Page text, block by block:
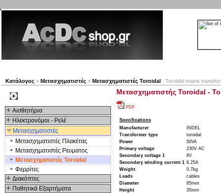
Κατάλογος » Μετασχηματιστές » Μετασχηματιστές Toroidal : Toroidal mains
Αισθητήρια
Ηλεκτρονόμοι - Ρελέ
Μετασχηματιστές
Μετασχηματιστές Πλακέτας
Μετασχηματιστές Ρευματος
Μετασχηματιστές Toroidal
Φερρίτες
Διακόπτες
Παθητικά Εξαρτήματα
Μετασχηματιστής Toroidal -
PDF
Specifications
Manufacturer
INDEL
Transformer type
toroidal
Power
50VA
Primary voltage
230V AC
Secondary voltage 1
8V
Secondary winding current 1 6.25A
Weight
0.7kg
Leads
cables
Diameter
85mm
Height
35mm